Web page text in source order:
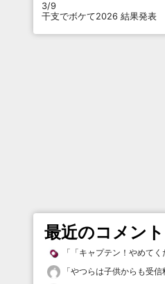
3/9
干支でボケて2026 結果発表
最近のコメント
「 「キャプテン！やめてく
「やつらは子供からも受信